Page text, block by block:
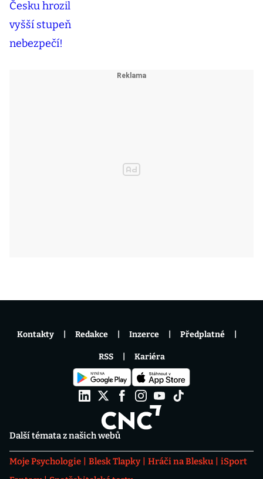
Další témata z našich webů
Moje Psychologie Blesk Tlapky Hráči na Blesku
iSport
Kontakty Redakce Inzerce Předplatné
RSS Kariéra